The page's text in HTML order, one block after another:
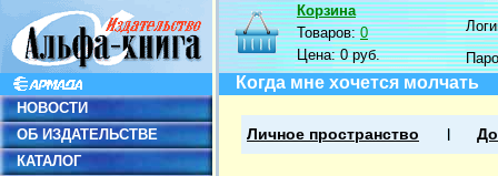
НОВОСТИ
ОБ ИЗДАТЕЛЬСТВЕ
КАТАЛОГ
Корзина
Товаров:0
Цена:0 руб.
Когда мне хочется молчать
Личное пространство